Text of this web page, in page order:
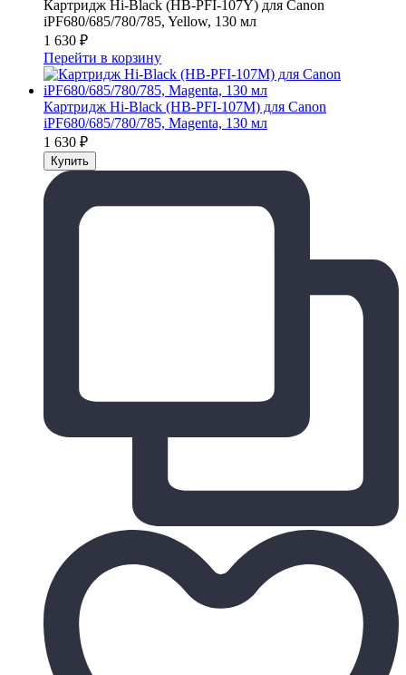
Картридж Hi-Black (HB-PFI-107Y) для Canon
iPF680/685/780/785, Yellow, 130 мл
1 630 ₽
Перейти в корзину
Картридж Hi-Black (HB-PFI-107M) для Canon
iPF680/685/780/785, Magenta, 130 мл
1 630 ₽